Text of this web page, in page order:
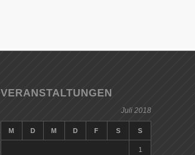
VERANSTALTUNGEN
Juli 2018
M D M D F S S
1